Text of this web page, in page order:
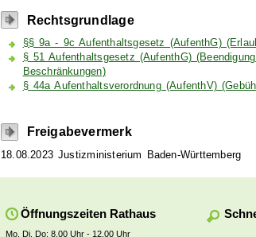
Rechtsgrundlage
§§ 9a - 9c Aufenthaltsgesetz (AufenthG)
§ 51 Aufenthaltsgesetz (AufenthG)
Beschränkungen)
§ 44a Aufenthaltsverordnung (AufenthV)
Freigabevermerk
18.08.2023 Justizministerium Baden-Württemberg
Öffnungszeiten Rathaus
Mo, Di, Do: 8.00 Uhr - 12.00 Uhr